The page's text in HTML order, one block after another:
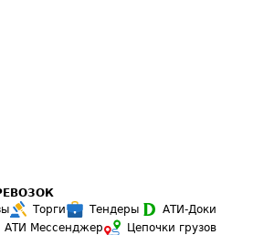
Торги Тендеры
АТИ-Доки
АТИ Мессенджер
Цепочки грузов